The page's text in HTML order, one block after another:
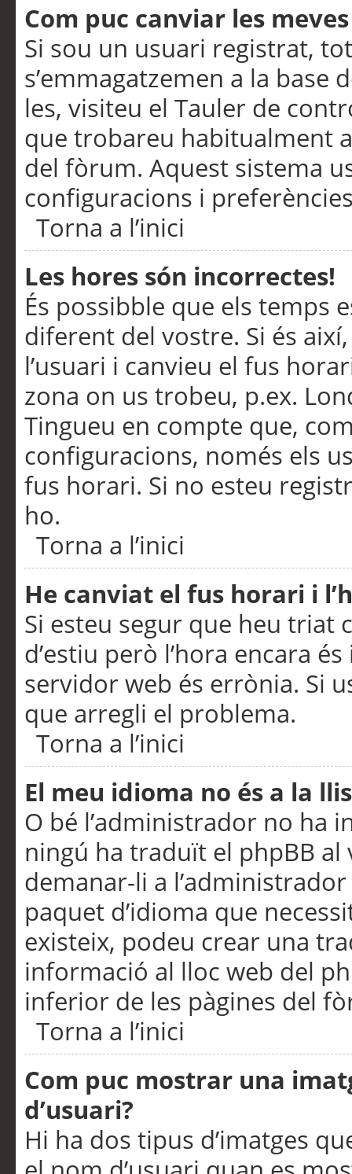
Com puc canviar les
Si sou un usuari registrat,
s’emmagatzemen a la
les, visiteu el Tauler de
que trobareu habitualment
del fòrum. Aquest sistema
configuracions i
Torna a l’inici
Les hores són incorrectes!
És possibble que els temps
diferent del vostre. Si és
l’usuari i canvieu el fus
zona on us trobeu, p.ex.
Tingueu en compte que,
configuracions, només els
fus horari. Si no esteu
ho.
Torna a l’inici
He canviat el fus horari i
Si esteu segur que heu triat
d’estiu però l’hora encara
servidor web és errònia. Si
que arregli el problema.
Torna a l’inici
El meu idioma no és a la
O bé l’administrador no ha
ningú ha traduït el phpBB
demanar-li a
paquet d’idioma que
existeix, podeu crear una
informació al lloc web del
inferior de les pàgines del
Torna a l’inici
Com puc mostrar una
d’usuari?
Hi ha dos tipus d’imatges